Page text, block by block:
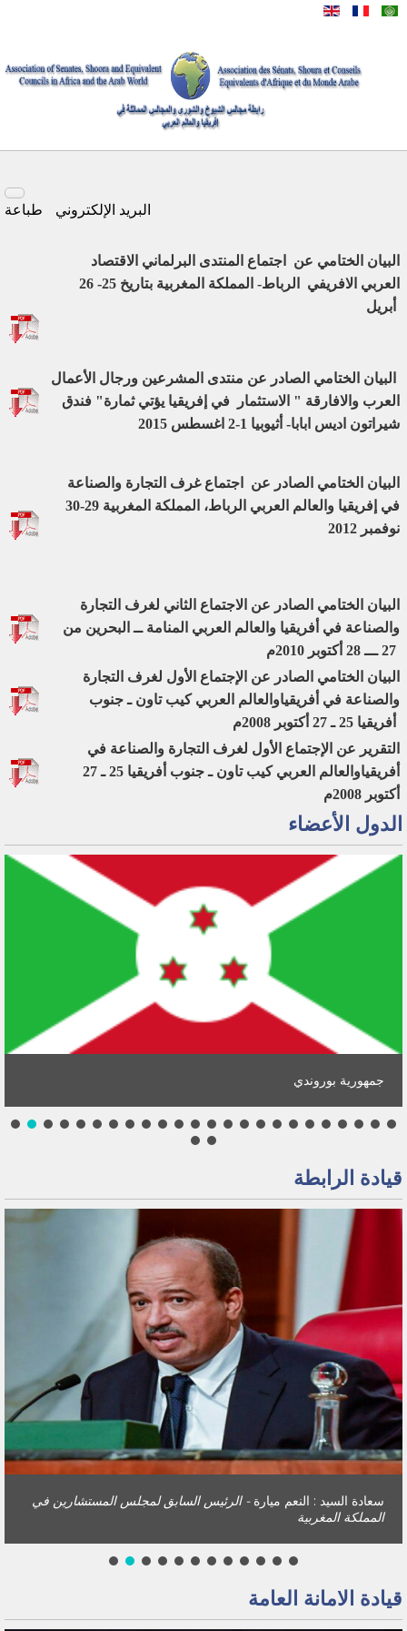
طباعة البريد الإلكتروني
البيان الختامي عن اجتماع المنتدى البرلماني الاقتصاد
العربي الافريفي الرباط- المملكة المغربية بتاريخ 25- 26
البيان الختامي الصادر عن منتدى المشرعين ورجال الأعمال
العرب والافارقة " الاستثمار في إفريقيا يؤتي ثمارة" فندق
شيراتون اديس ابابا- أثيوبيا 1-2 اغسطس 2015
البيان الختامي الصادر عن اجتماع غرف التجارة والصناعة
في إفريقيا والعالم العربي الرباط، المملكة المغربية
29-30
نوفمبر 2012
البيان الختامي الصادر عن الاجتماع الثاني لغرف التجارة
والصناعة في أفريقيا والعالم العربي المنامة ــ البحرين من
البيان الختامي الصادر عن الإجتماع الأول لغرف التجارة
والصناعة في أفريقياوالعالم العربي كيب تاون ـ جنوب
التقرير عن الإجتماع الأول لغرف التجارة والصناعة في
أفريقياوالعالم العربي كيب تاون ـ جنوب أفريقيا 25 ـ 27
أكتوبر 2008م
الدول الأعضاء
جمهورية بوروندي
قيادة الرابطة
سعادة السيد : النعم ميارة- الرئيس السابق لمجلس المستشارين في
المملكة المغربية
قيادة الامانة العامة